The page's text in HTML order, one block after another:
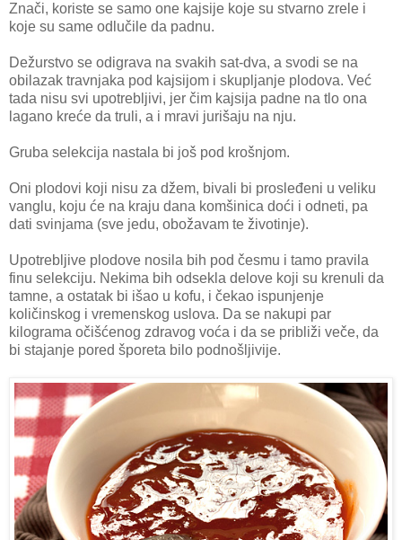
Znači, koriste se samo one kajsije koje su stvarno zrele i
koje su same odlučile da padnu.
Dežurstvo se odigrava na svakih sat-dva, a svodi se na
obilazak travnjaka pod kajsijom i skupljanje plodova. Već
tada nisu svi upotrebljivi, jer čim kajsija padne na tlo ona
lagano kreće da truli, a i mravi jurišaju na nju.
Gruba selekcija nastala bi još pod krošnjom.
Oni plodovi koji nisu za džem, bivali bi prosleđeni u veliku
vanglu, koju će na kraju dana komšinica doći i odneti, pa
dati svinjama (sve jedu, obožavam te životinje).
Upotrebljive plodove nosila bih pod česmu i tamo pravila
finu selekciju. Nekima bih odsekla delove koji su krenuli da
tamne, a ostatak bi išao u kofu, i čekao ispunjenje
količinskog i vremenskog uslova. Da se nakupi par
kilograma očišćenog zdravog voća i da se približi veče, da
bi stajanje pored šporeta bilo podnošljivije.